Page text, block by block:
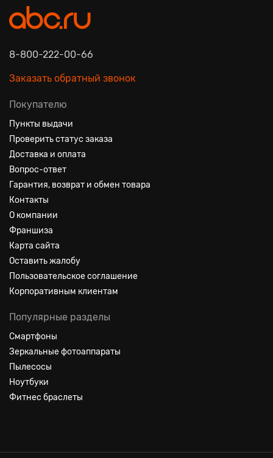
8-800-222-00-66
Заказать обратный звонок
Покупателю
Пункты выдачи
Проверить статус заказа
Доставка и оплата
Вопрос-ответ
Гарантия, возврат и обмен товара
Контакты
О компании
Франшиза
Карта сайта
Оставить жалобу
Пользовательское соглашение
Корпоративным клиентам
Популярные разделы
Смартфоны
Зеркальные фотоаппараты
Пылесосы
Ноутбуки
Фитнес браслеты